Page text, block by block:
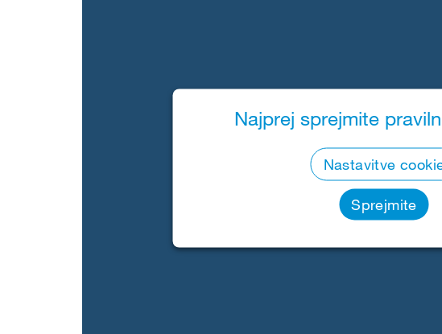
Najprej sprejmite
Nastavitve
Sprejmite